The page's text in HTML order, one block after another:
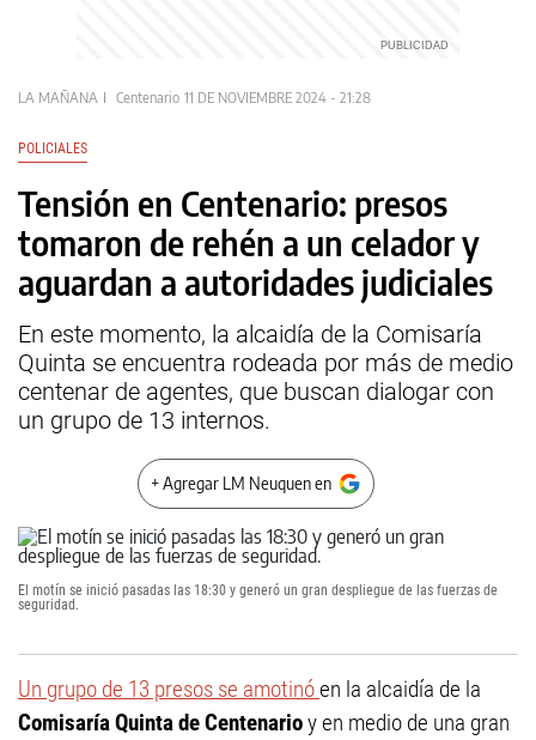
LA MAÑANA Centenario 11 DE NOVIEMBRE 2024 - 21:28
POLICIALES
Tensión en Centenario: presos
tomaron de rehén a un celador y
aguardan a autoridades judiciales
En este momento, la alcaidía de la Comisaría
Quinta se encuentra rodeada por más de medio
centenar de agentes, que buscan dialogar con
un grupo de 13 internos.
+ Agregar LM Neuquen en
El motín se inició pasadas las 18:30 y generó un gran despliegue de las fuerzas de
seguridad.
Un grupo de 13 presos se amotinóen la alcaidía de la
Comisaría Quinta de Centenarioy en medio de una gran